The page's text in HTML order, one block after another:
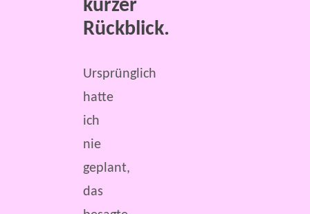
kurzer
Rückblick.
Ursprünglich
hatte
ich
nie
geplant,
das